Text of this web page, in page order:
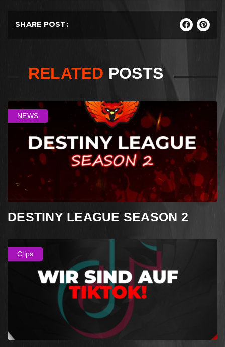
SHARE POST:
RELATED POSTS
NEWS
DESTINY LEAGUE SEASON 2
Clips